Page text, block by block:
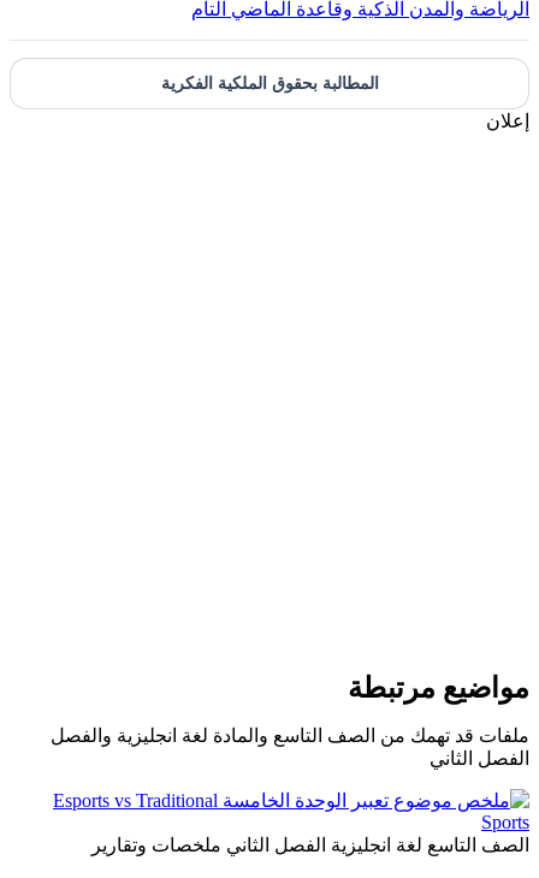
الرياضة والمدن الذكية وقاعدة الماضي التام
المطالبة بحقوق الملكية الفكرية
إعلان
مواضيع مرتبطة
ملفات قد تهمك من الصف التاسع والمادة لغة انجليزية والفصل
الفصل الثاني
الصف التاسع لغة انجليزية الفصل الثاني ملخصات وتقارير